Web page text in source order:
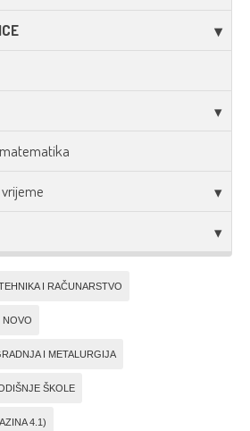
I RAČUNARSTVO
NOVO
I METALURGIJA
ŠKOLE
4.1)